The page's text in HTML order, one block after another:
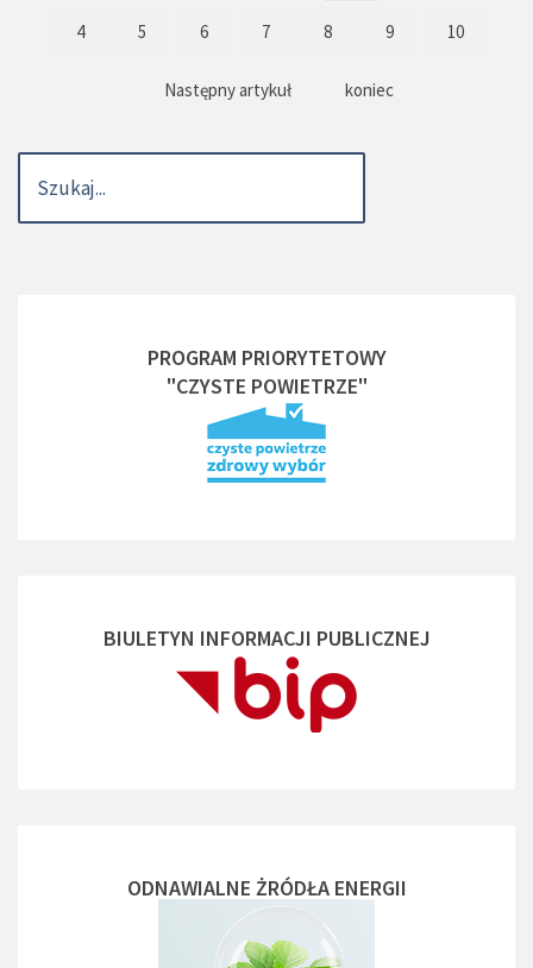
4 5 6 7 8 9 10
Następny artykuł koniec
PROGRAM PRIORYTETOWY
"CZYSTE POWIETRZE"
BIULETYN INFORMACJI PUBLICZNEJ
ODNAWIALNE ŻRÓDŁA ENERGII